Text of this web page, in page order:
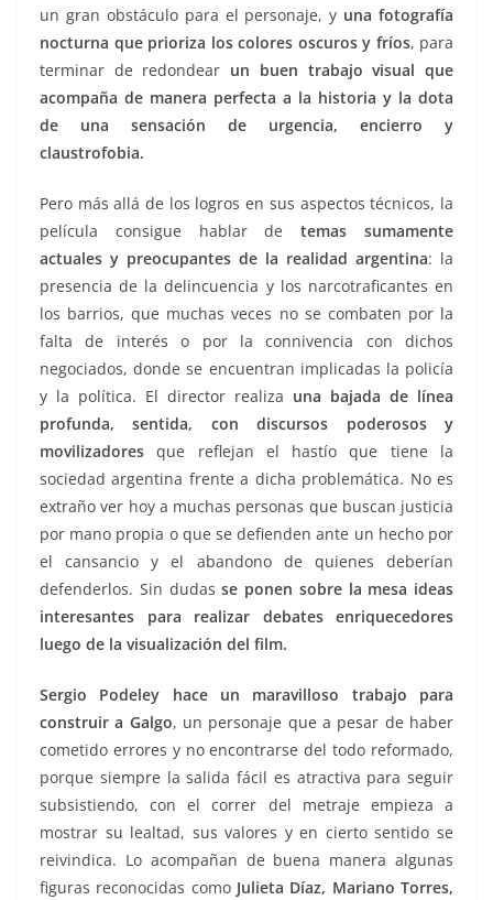
un gran obstáculo para el personaje, y una fotografía
nocturna que prioriza los colores oscuros y fríos, para
terminar de redondear un buen trabajo visual que
acompaña de manera perfecta a la historia y la dota
de una sensación de urgencia, encierro y
claustrofobia.
Pero más allá de los logros en sus aspectos técnicos, la
película consigue hablar detemas sumamente
actuales y preocupantes de la realidad argentina: la
presencia de la delincuencia y los narcotraficantes en
los barrios, que muchas veces no se combaten por la
falta de interés o por la connivencia con dichos
negociados, donde se encuentran implicadas la policía
y la política. El director realiza una bajada de línea
profunda, sentida, con discursos poderosos y
movilizadores que reflejan el hastío que tiene la
sociedad argentina frente a dicha problemática. No es
extraño ver hoy a muchas personas que buscan justicia
por mano propia o que se defienden ante un hecho por
el cansancio y el abandono de quienes deberían
defenderlos. Sin dudasse ponen sobre la mesa ideas
interesantes para realizar debates enriquecedores
luego de la visualización del film.
Sergio Podeley hace un maravilloso trabajo para
construir a Galgo, un personaje que a pesar de haber
cometido errores y no encontrarse del todo reformado,
porque siempre la salida fácil es atractiva para seguir
subsistiendo, con el correr del metraje empieza a
mostrar su lealtad, sus valores y en cierto sentido se
reivindica. Lo acompañan de buena manera algunas
figuras reconocidas como Julieta Díaz, Mariano Torres,